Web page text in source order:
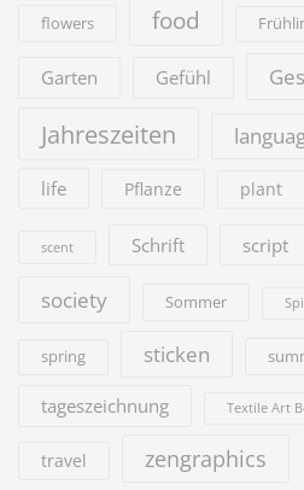
flowers food
Garten Gefühl
Jahreszeiten
life Pflanze plant
scent Schrift script
society Sommer
spring sticken
tageszeichnung Textile Art
travel zengraphics